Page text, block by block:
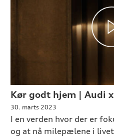
Kør godt hjem | Audi x
30. marts 2023
I en verden hvor der er
og at nå milepælene i